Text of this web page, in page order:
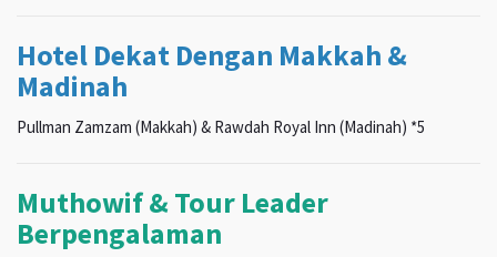
Hotel Dekat Dengan Makkah &
Madinah
Pullman Zamzam (Makkah) & Rawdah Royal Inn (Madinah) *5
Muthowif & Tour Leader
Berpengalaman